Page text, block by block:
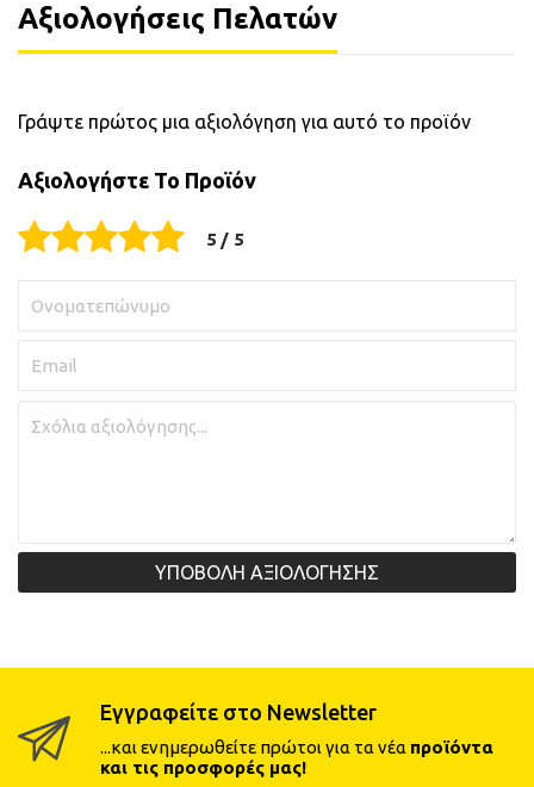
Αξιολογήσεις Πελατών
Γράψτε πρώτος μια αξιολόγηση για αυτό το προϊόν
Αξιολογήστε Το Προϊόν
ΥΠΟΒΟΛΗ ΑΞΙΟΛΟΓΗΣΗΣ
Εγγραφείτε στο Newsletter
...και ενημερωθείτε πρώτοι για τα νέα προϊόντα
και τις προσφορές μας!